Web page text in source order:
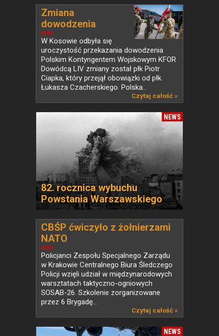
NEWS
Zmiana
dowodzenia
Polskim...
W Kosowie odbyła się
uroczystość przekazania dowodzenia
Polskim Kontyngentem Wojskowym KFOR.
Dowódcą LIV zmiany został płk Piotr
Ciapka, który przejął obowiązki od płk.
Łukasza Czacherskiego. Polska...
Czytaj całość »
NEWS
82. rocznica wybuchu
Powstania Warszawskiego
NEWS
CBŚP ćwiczyło z żołnierzami
NATO
Policjanci Zespołu Specjalnego Zarządu
w Krakowie Centralnego Biura Śledczego
Policji wzięli udział w międzynarodowych
warsztatach taktyczno-ogniowych
SOSAB-26. Szkolenie zorganizowane
przez 6 Brygadę...
Czytaj całość »
NEWS